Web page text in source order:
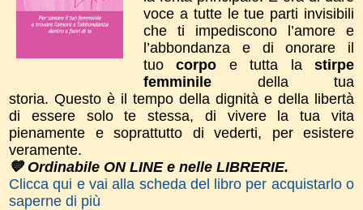
voce a tutte le tue parti invisibili
che ti impediscono l’amore e
l’abbondanza e di onorare il
tuocorpo e tutta lastirpe
femminile della tua
storia. Questo è il tempo della dignità e della libertà
di essere solo te stessa, di vivere la tua vita
pienamente e soprattutto di vederti, per esistere
veramente.
💙 Ordinabile ON LINE e nelle LIBRERIE.
Clicca qui e vai alla scheda del libro per acquistarlo o
saperne di più